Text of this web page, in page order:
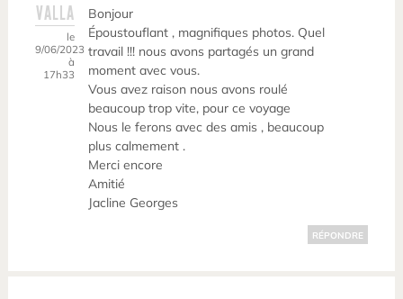
VALLA
le
9/06/2023
à
17h33
Bonjour
Époustouflant , magnifiques photos. Quel
travail !!! nous avons partagés un grand
moment avec vous.
Vous avez raison nous avons roulé
beaucoup trop vite, pour ce voyage
Nous le ferons avec des amis , beaucoup
plus calmement .
Merci encore
Amitié
Jacline Georges
RÉPONDRE